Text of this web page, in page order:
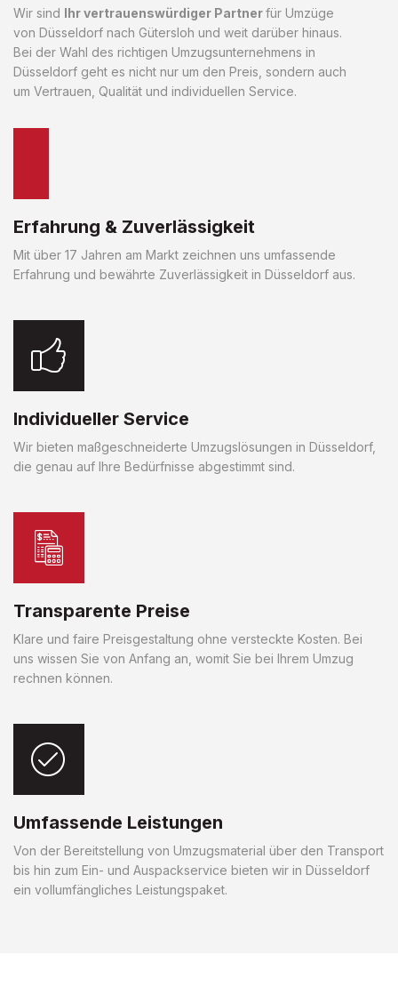
Wir sind Ihr vertrauenswürdiger Partnerfür Umzüge
von Düsseldorf nach Gütersloh und weit darüber hinaus.
Bei der Wahl des richtigen Umzugsunternehmens in
Düsseldorf geht es nicht nur um den Preis, sondern auch
um Vertrauen, Qualität und individuellen Service.
Erfahrung & Zuverlässigkeit
Mit über 17 Jahren am Markt zeichnen uns umfassende
Erfahrung und bewährte Zuverlässigkeit in Düsseldorf aus.
Individueller Service
Wir bieten maßgeschneiderte Umzugslösungen in Düsseldorf,
die genau auf Ihre Bedürfnisse abgestimmt sind.
Transparente Preise
Klare und faire Preisgestaltung ohne versteckte Kosten. Bei
uns wissen Sie von Anfang an, womit Sie bei Ihrem Umzug
rechnen können.
Umfassende Leistungen
Von der Bereitstellung von Umzugsmaterial über den Transport
bis hin zum Ein- und Auspackservice bieten wir in Düsseldorf
ein vollumfängliches Leistungspaket.